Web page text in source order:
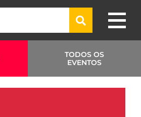
TODOS OS
EVENTOS